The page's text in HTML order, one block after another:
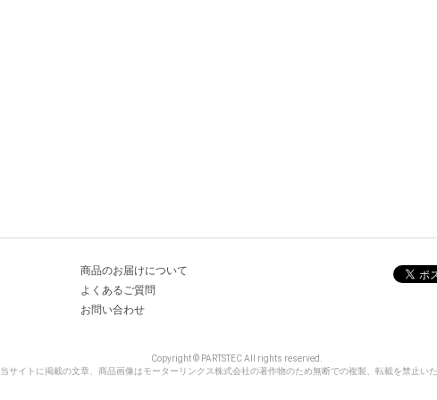
商品のお届けについて
よくあるご質問
お問い合わせ
Copyright © PARTSTEC All rights reserved.
当サイトに掲載の文章、商品画像はモーターリンクス株式会社の著作物のため無断での複製、転載を禁止いた